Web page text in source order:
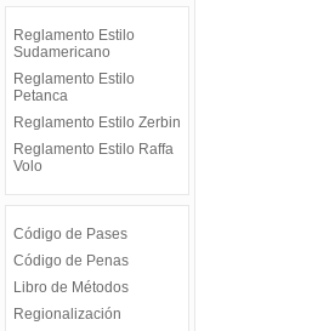
Reglamento Estilo
Sudamericano
Reglamento Estilo
Petanca
Reglamento Estilo Zerbin
Reglamento Estilo Raffa
Volo
Código de Pases
Código de Penas
Libro de Métodos
Regionalización